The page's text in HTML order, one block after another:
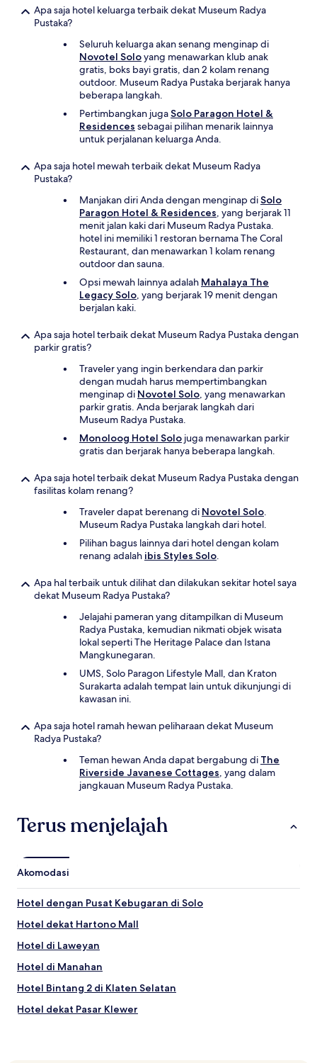
Apa saja hotel keluarga terbaik dekat Museum Radya
Pustaka?
Seluruh keluarga akan senang menginap di
Novotel Soloyang menawarkan klub anak
gratis, boks bayi gratis, dan 2 kolam renang
outdoor. Museum Radya Pustaka berjarak hanya
beberapa langkah.
Pertimbangkan jugaSolo Paragon Hotel &
Residences sebagai pilihan menarik lainnya
untuk perjalanan keluarga Anda.
Apa saja hotel mewah terbaik dekat Museum Radya
Pustaka?
Manjakan diri Anda dengan menginap diSolo
Paragon Hotel & Residences, yang berjarak 11
menit jalan kaki dari Museum Radya Pustaka.
hotel ini memiliki 1 restoran bernama The Coral
Restaurant, dan menawarkan 1 kolam renang
outdoor dan sauna.
Opsi mewah lainnya adalah Mahalaya The
Legacy Solo, yang berjarak 19 menit dengan
berjalan kaki.
Apa saja hotel terbaik dekat Museum Radya Pustaka dengan
parkir gratis?
Traveler yang ingin berkendara dan parkir
dengan mudah harus mempertimbangkan
menginap di Novotel Solo, yang menawarkan
parkir gratis. Anda berjarak langkah dari
Museum Radya Pustaka.
Monoloog Hotel Solo juga menawarkan parkir
gratis dan berjarak hanya beberapa langkah.
Apa saja hotel terbaik dekat Museum Radya Pustaka dengan
fasilitas kolam renang?
Traveler dapat berenang di Novotel Solo.
Museum Radya Pustaka langkah dari hotel.
Pilihan bagus lainnya dari hotel dengan kolam
renang adalah ibis Styles Solo.
Apa hal terbaik untuk dilihat dan dilakukan sekitar hotel saya
dekat Museum Radya Pustaka?
Jelajahi pameran yang ditampilkan di Museum
Radya Pustaka, kemudian nikmati objek wisata
lokal seperti The Heritage Palace dan Istana
Mangkunegaran.
UMS, Solo Paragon Lifestyle Mall, dan Kraton
Surakarta adalah tempat lain untuk dikunjungi di
kawasan ini.
Apa saja hotel ramah hewan peliharaan dekat Museum
Radya Pustaka?
Teman hewan Anda dapat bergabung di The
Riverside Javanese Cottages, yang dalam
jangkauan Museum Radya Pustaka.
Terus menjelajah
Akomodasi
Hotel dengan Pusat Kebugaran di Solo
Hotel dekat Hartono Mall
Hotel di Laweyan
Hotel di Manahan
Hotel Bintang 2 di Klaten Selatan
Hotel dekat Pasar Klewer